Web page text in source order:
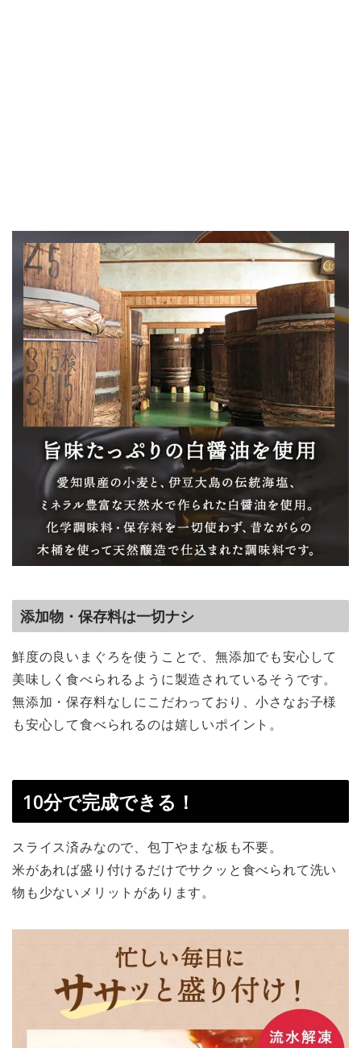
添加物・保存料は一切ナシ
鮮度の良いまぐろを使うことで、無添加でも安心して
美味しく食べられるように製造されているそうです。
無添加・保存料なしにこだわっており、小さなお子様
も安心して食べられるのは嬉しいポイント。
10分で完成できる！
スライス済みなので、包丁やまな板も不要。
米があれば盛り付けるだけでサクッと食べられて洗い
物も少ないメリットがあります。